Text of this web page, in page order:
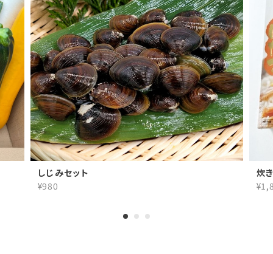
しじみセット
¥980
炊